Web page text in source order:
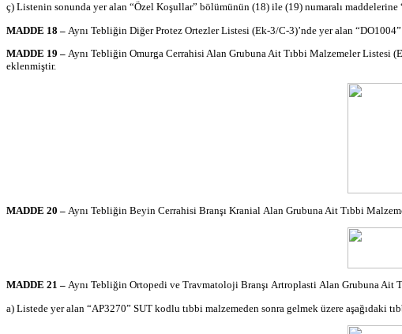
ç) Listenin sonunda yer alan “Özel Koşullar” bölümünün (18) ile (19) numaralı
MADDE 18 – Aynı Tebliğin Diğer Protez OrtezlerListesi (Ek-3/C-3)’nde yer alan
MADDE 19 – Aynı Tebliğin Omurga Cerrahisi Alan Grubuna Ait Tıbbi Malzemeler Listesi
eklenmiştir.
MADDE 20 – Aynı Tebliğin Beyin Cerrahisi Branşı Kranial Alan Grubuna Ait Tıbbi
MADDE 21 – Aynı Tebliğin Ortopedi ve Travmatoloji Branşı Artroplasti Alan Grubuna Ait
a) Listede yer alan “AP3270” SUT kodlu tıbbi malzemeden sonra gelmek üzere aşağıdaki